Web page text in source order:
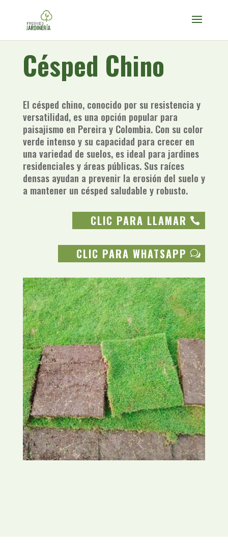
Césped Chino
El césped chino, conocido por su resistencia y
versatilidad, es una opción popular para
paisajismo en Pereira y Colombia. Con su color
verde intenso y su capacidad para crecer en
una variedad de suelos, es ideal para jardines
residenciales y áreas públicas. Sus raíces
densas ayudan a prevenir la erosión del suelo y
a mantener un césped saludable y robusto.
CLIC PARA LLAMAR
CLIC PARA WHATSAPP